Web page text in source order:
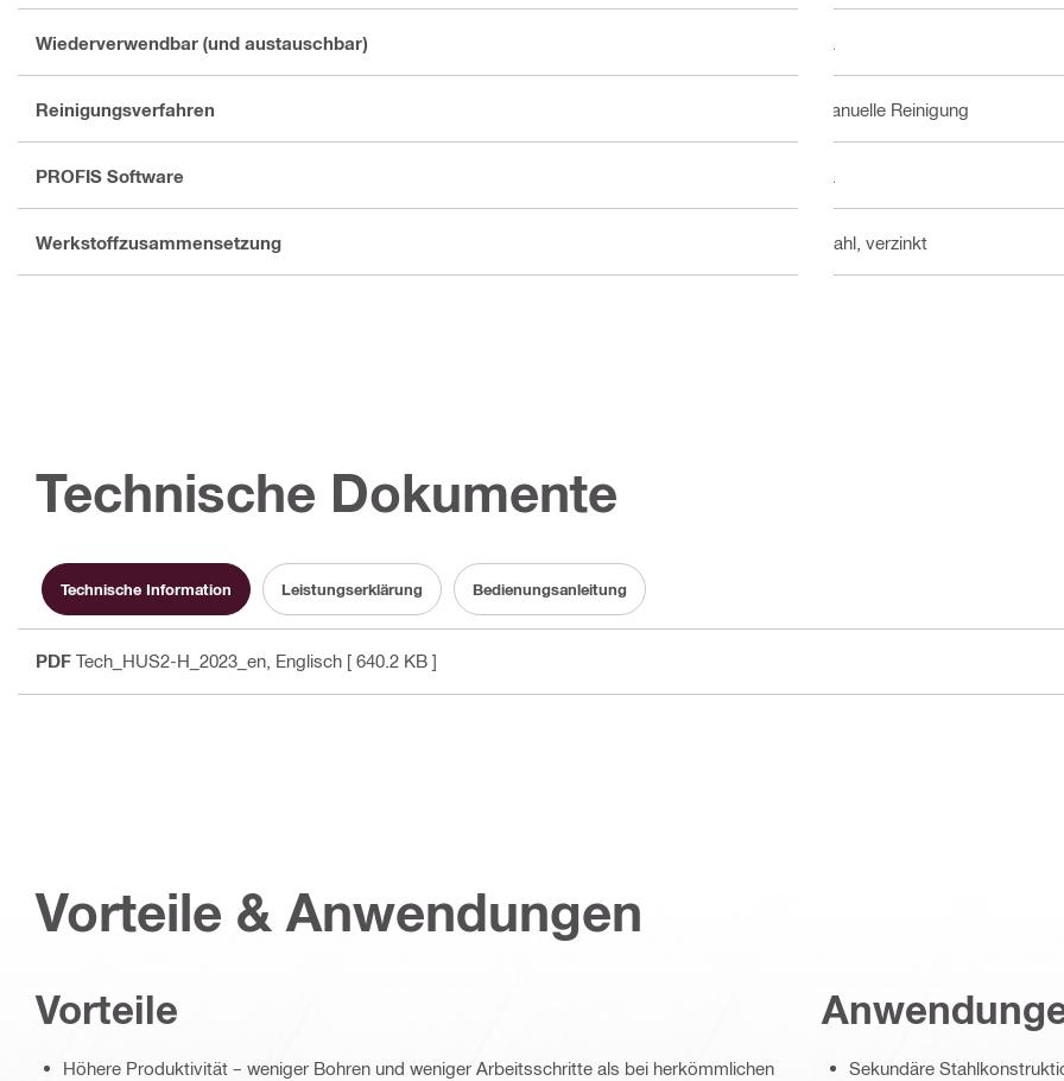
Wiederverwendbar (und austauschbar) Ja
Reinigungsverfahren Manuelle Reinigung
PROFIS Software Ja
Werkstoffzusammensetzung Stahl, verzinkt
Technische Dokumente
Technische Information Leistungserklärung Bedienungsanleitung
PDF Tech_HUS2-H_2023_en , Englisch [ 640.2 KB ]
Vorteile & Anwendungen
Vorteile
Höhere Produktivität – weniger Bohren und weniger Arbeitsschritte als bei herkömmlichen
Sekundäre